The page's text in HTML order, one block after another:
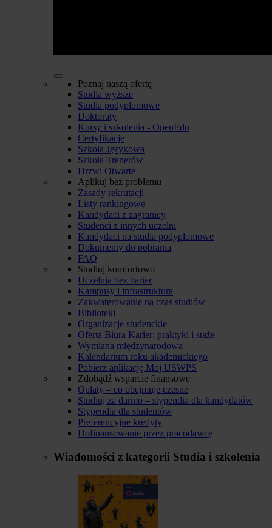
Poznaj naszą ofertę
Studia wyższe
Studia podyplomowe
Doktoraty
Kursy i szkolenia - OpenEdu
Certyfikacje
Szkoła Językowa
Szkoła Trenerów
Drzwi Otwarte
Aplikuj bez problemu
Zasady rekrutacji
Listy rankingowe
Kandydaci z zagranicy
Studenci z innych uczelni
Kandydaci na studia podyplomowe
Dokumenty do pobrania
FAQ
Studiuj komfortowo
Uczelnia bez barier
Kampusy i infrastruktura
Zakwaterowanie na czas studiów
Biblioteki
Organizacje studenckie
Oferta Biura Karier: praktyki i staże
Wymiana międzynarodowa
Kalendarium roku akademickiego
Pobierz aplikację Mój USWPS
Zdobądź wsparcie finansowe
Opłaty – co obejmuje czesne
Studiuj za darmo – stypendia dla kandydatów
Stypendia dla studentów
Preferencyjne kredyty
Dofinansowanie przez pracodawcę
Wiadomości z kategorii Studia i szkolenia